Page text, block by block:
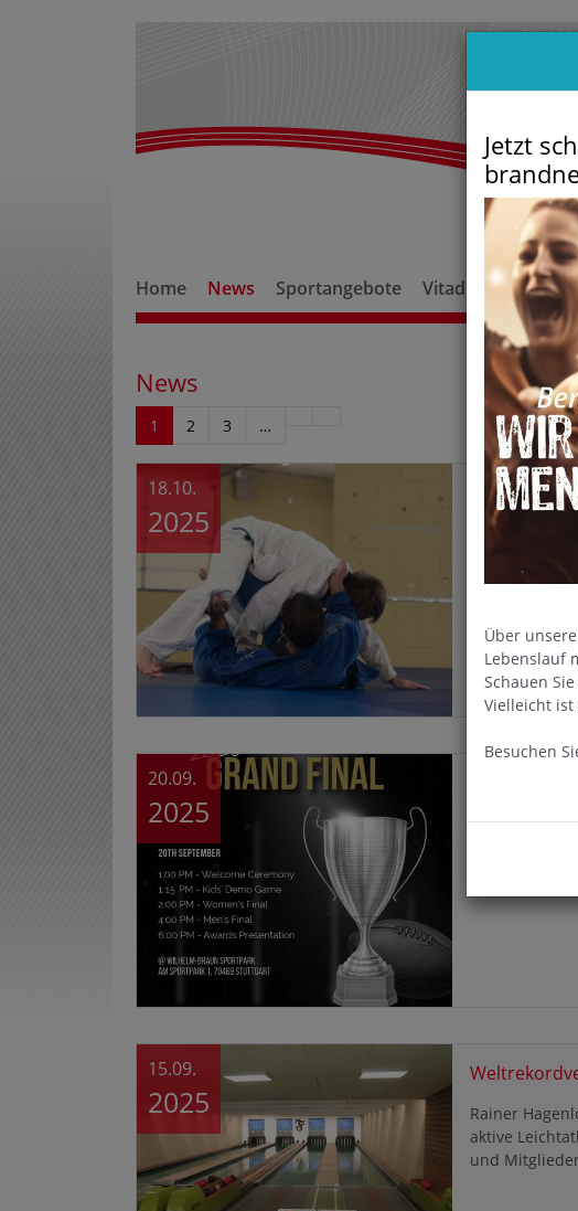
Home News Sportangebote Vitadrom
News
1 2 3 …
Judo
Die
fristgerecht
Oktober um
18.10.
2025
Am 20.
wieder das
20.09.
2025
Rainer
aktive
und
15.09.
2025
Jetzt
Über
Lebenslauf
Schauen
Vielleicht ist
Besuchen